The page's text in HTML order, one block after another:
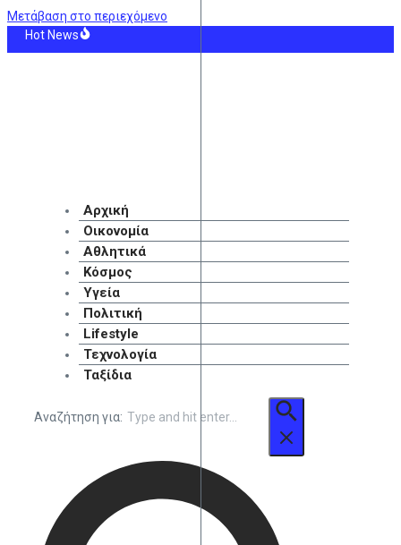
Μετάβαση στο περιεχόμενο
Hot News
Αρχική
Οικονομία
Αθλητικά
Κόσμος
Υγεία
Πολιτική
Lifestyle
Τεχνολογία
Ταξίδια
Αναζήτηση για: